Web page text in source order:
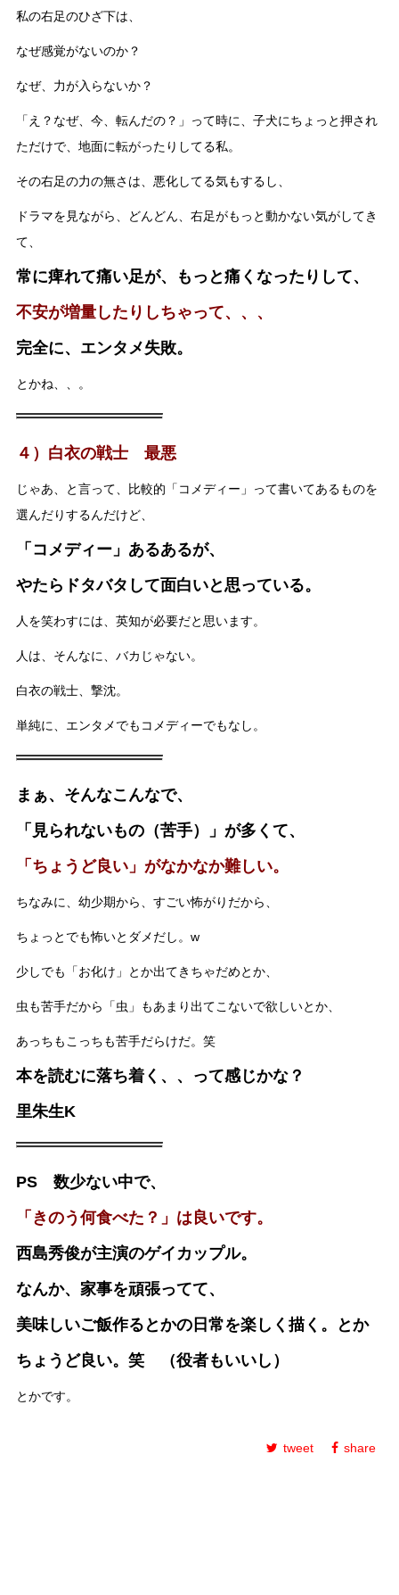
私の右足のひざ下は、
なぜ感覚がないのか？
なぜ、力が入らないか？
「え？なぜ、今、転んだの？」って時に、子犬にちょっと押され
ただけで、地面に転がったりしてる私。
その右足の力の無さは、悪化してる気もするし、
ドラマを見ながら、どんどん、右足がもっと動かない気がしてき
て、
常に痺れて痛い足が、もっと痛くなったりして、
不安が増量したりしちゃって、、、
完全に、エンタメ失敗。
とかね、、。
４）白衣の戦士 最悪
じゃあ、と言って、比較的「コメディー」って書いてあるものを
選んだりするんだけど、
「コメディー」あるあるが、
やたらドタバタして面白いと思っている。
人を笑わすには、英知が必要だと思います。
人は、そんなに、バカじゃない。
白衣の戦士、撃沈。
単純に、エンタメでもコメディーでもなし。
まぁ、そんなこんなで、
「見られないもの（苦手）」が多くて、
「ちょうど良い」がなかなか難しい。
ちなみに、幼少期から、すごい怖がりだから、
ちょっとでも怖いとダメだし。w
少しでも「お化け」とか出てきちゃだめとか、
虫も苦手だから「虫」もあまり出てこないで欲しいとか、
あっちもこっちも苦手だらけだ。笑
本を読むに落ち着く、、って感じかな？
里朱生K
PS 数少ない中で、
「きのう何食べた？」は良いです。
西島秀俊が主演のゲイカップル。
なんか、家事を頑張ってて、
美味しいご飯作るとかの日常を楽しく描く。とか
ちょうど良い。笑 （役者もいいし）
とかです。
tweet share